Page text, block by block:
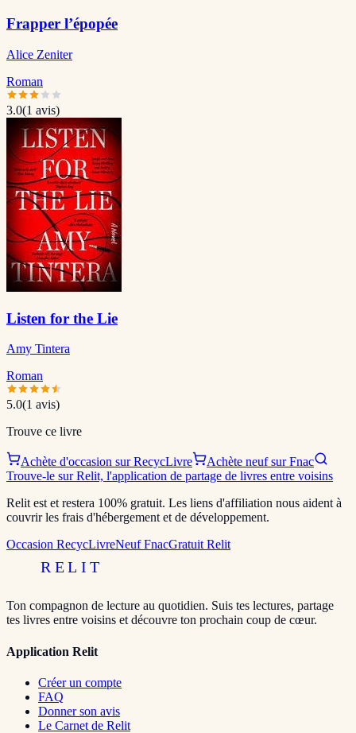
Frapper l’épopée
Alice Zeniter
Roman
3.0(1 avis)
Listen for the Lie
Amy Tintera
Roman
5.0(1 avis)
Trouve ce livre
Achète d'occasion sur RecycLivre
Achète neuf sur Fnac
Trouve-le sur Relit, l'application de partage de livres entre voisins
Relit est et restera 100% gratuit. Les liens d'affiliation nous aident à
couvrir les frais d'hébergement et de développement.
Occasion RecycLivreNeuf FnacGratuit Relit
RELIT
Ton compagnon de lecture au quotidien. Suis tes lectures, partage
tes livres entre voisins et découvre ton prochain coup de cœur.
Application Relit
Créer un compte
FAQ
Donner son avis
Le Carnet de Relit